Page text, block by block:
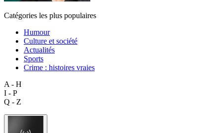
Catégories les plus populaires
Humour
Culture et société
Actualités
Sports
Crime : histoires vraies
A - H
I - P
Q - Z